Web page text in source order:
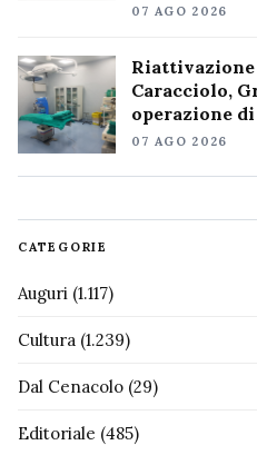
07 AGO 2026
Riattivazione
Caracciolo,
operazione
07 AGO 2026
CATEGORIE
Auguri (1.117)
Cultura (1.239)
Dal Cenacolo (29)
Editoriale (485)